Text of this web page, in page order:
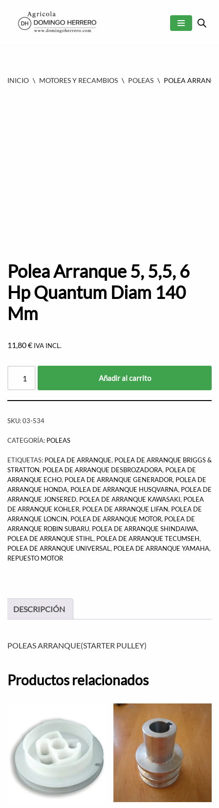
SALTAR
INICIO \ MOTORES Y RECAMBIOS \ POLEAS \ POLEA
Polea Arranque 5, 5,5, 6
Hp Quantum Diam 140
Mm
11,80€ IVA INCL.
Añadir al carrito
SKU:03-534
CATEGORÍA: POLEAS
ETIQUETAS: POLEA DE ARRANQUE, POLEA DE ARRANQUE BRIGGS &
STRATTON, POLEA DE ARRANQUE DESBROZADORA, POLEA DE
ARRANQUE ECHO, POLEA DE ARRANQUE GENERADOR, POLEA DE
ARRANQUE HONDA, POLEA DE ARRANQUE HUSQVARNA, POLEA DE
ARRANQUE JONSERED, POLEA DE ARRANQUE KAWASAKI, POLEA
DE ARRANQUE KOHLER, POLEA DE ARRANQUE LIFAN, POLEA DE
ARRANQUE LONCIN, POLEA DE ARRANQUE MOTOR, POLEA DE
ARRANQUE ROBIN SUBARU, POLEA DE ARRANQUE SHINDAIWA,
POLEA DE ARRANQUE STIHL, POLEA DE ARRANQUE TECUMSEH,
POLEA DE ARRANQUE UNIVERSAL, POLEA DE ARRANQUE YAMAHA,
REPUESTO MOTOR
DESCRIPCIÓN
POLEAS ARRANQUE(STARTER PULLEY)
Productos relacionados